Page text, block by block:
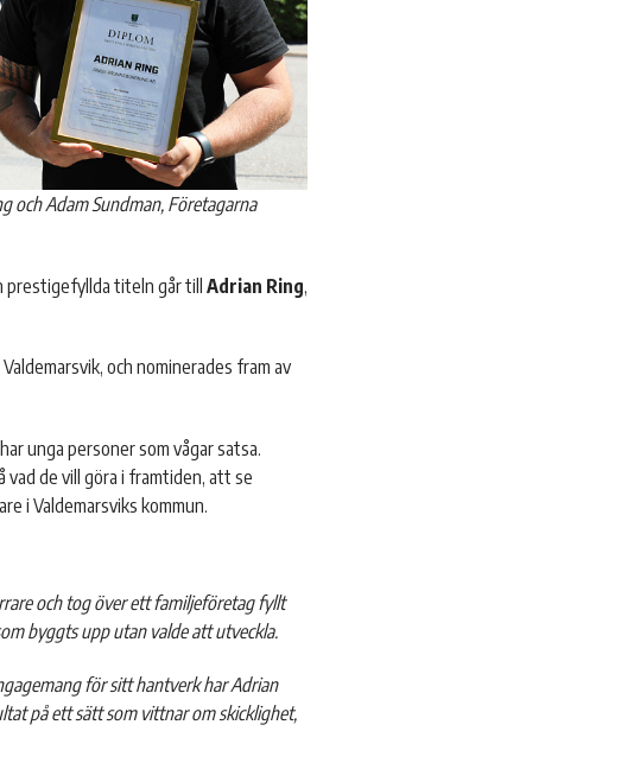
och Adam Sundman, Företagarna
prestigefyllda titeln går till Adrian Ring,
, och nominerades fram av
unga personer som vågar satsa.
vad de vill göra i framtiden, att se
i Valdemarsviks kommun.
och tog över ett familjeföretag fyllt
byggts upp utan valde att utveckla.
för sitt hantverk har Adrian
på ett sätt som vittnar om skicklighet,